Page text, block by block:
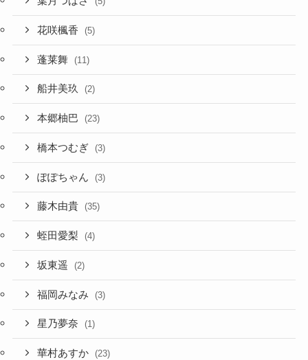
花咲楓香 (5)
蓬莱舞 (11)
船井美玖 (2)
本郷柚巴 (23)
橋本つむぎ (3)
ぽぽちゃん (3)
藤木由貴 (35)
蛭田愛梨 (4)
坂東遥 (2)
福岡みなみ (3)
星乃夢奈 (1)
華村あすか (23)